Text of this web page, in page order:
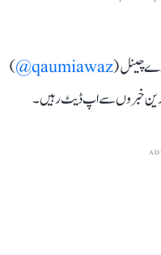
چینل (qaumiawaz@
)
ترین خبروں سے اپ ڈیٹ رہیں۔